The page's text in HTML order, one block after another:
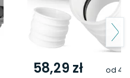
58,29 zł od